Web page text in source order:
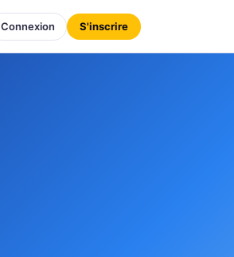
Connexion S'inscrire